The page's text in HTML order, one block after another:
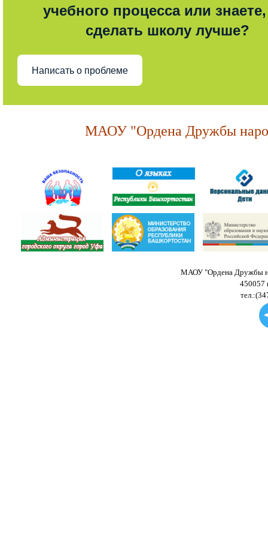
учебного процесса или знаете,
сделать школу лучше?
Написать о проблеме
МАОУ "Ордена Дружбы
МАОУ "Ордена Дружбы
450057